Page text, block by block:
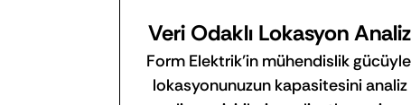
Veri Odaklı Lokasyon
Form Elektrik’in mühendislik
lokasyonunuzun kapasitesini analiz